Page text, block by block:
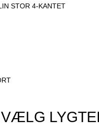
STOR 4-KANTET
VÆLG